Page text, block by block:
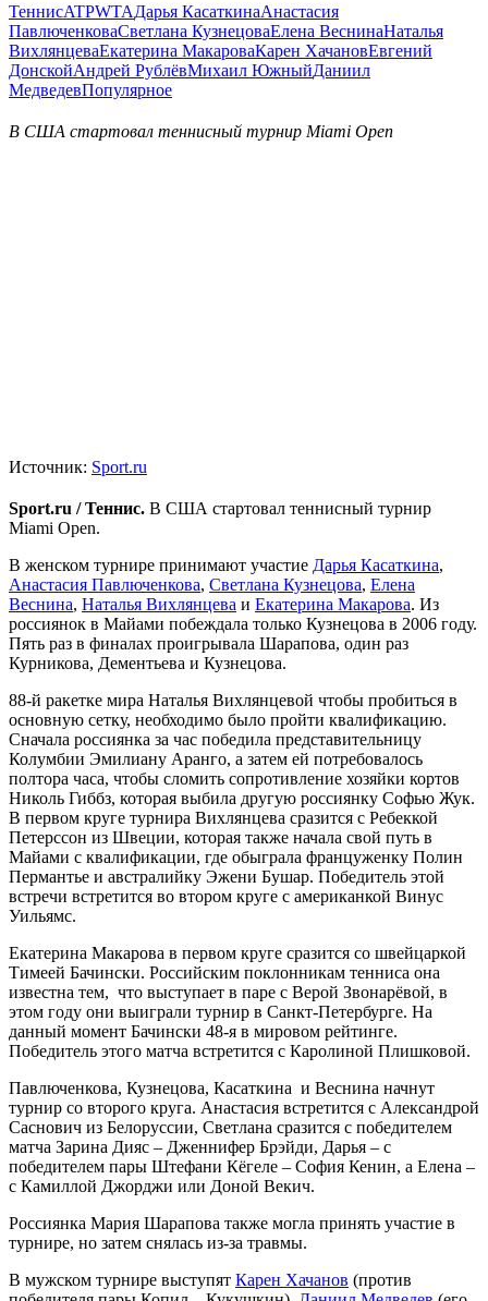
ТеннисATPWTAДарья КасаткинаАнастасия
ПавлюченковаСветлана КузнецоваЕлена ВеснинаНаталья
ВихлянцеваЕкатерина МакароваКарен ХачановЕвгений
ДонскойАндрей РублёвМихаил ЮжныйДаниил
МедведевПопулярное
В США стартовал теннисный турнир Miami Open
Источник: Sport.ru
Sport.ru / Теннис. В США стартовал теннисный турнир
Miami Open.
В женском турнире принимают участие Дарья Касаткина,
Анастасия Павлюченкова, Светлана Кузнецова, Елена
Веснина, Наталья Вихлянцева и Екатерина Макарова. Из
россиянок в Майами побеждала только Кузнецова в 2006 году.
Пять раз в финалах проигрывала Шарапова, один раз
Курникова, Дементьева и Кузнецова.
88-й ракетке мира Наталья Вихлянцевой чтобы пробиться в
основную сетку, необходимо было пройти квалификацию.
Сначала россиянка за час победила представительницу
Колумбии Эмилиану Аранго, а затем ей потребовалось
полтора часа, чтобы сломить сопротивление хозяйки кортов
Николь Гиббз, которая выбила другую россиянку Софью Жук.
В первом круге турнира Вихлянцева сразится с Ребеккой
Петерссон из Швеции, которая также начала свой путь в
Майами с квалификации, где обыграла француженку Полин
Пермантье и австралийку Эжени Бушар. Победитель этой
встречи встретится во втором круге с американкой Винус
Уильямс.
Екатерина Макарова в первом круге сразится со швейцаркой
Тимеей Бачински. Российским поклонникам тенниса она
известна тем, что выступает в паре с Верой Звонарёвой, в
этом году они выиграли турнир в Санкт-Петербурге. На
данный момент Бачински 48-я в мировом рейтинге.
Победитель этого матча встретится с Каролиной Плишковой.
Павлюченкова, Кузнецова, Касаткина и Веснина начнут
турнир со второго круга. Анастасия встретится с Александрой
Саснович из Белоруссии, Светлана сразится с победителем
матча Зарина Дияс – Дженнифер Брэйди, Дарья – с
победителем пары Штефани Кёгеле – София Кенин, а Елена –
с Камиллой Джорджи или Доной Векич.
Россиянка Мария Шарапова также могла принять участие в
турнире, но затем снялась из-за травмы.
В мужском турнире выступят Карен Хачанов (против